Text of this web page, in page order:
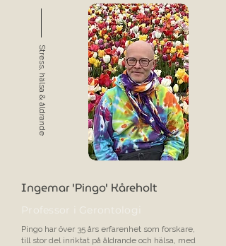
Stress, hälsa & åldrande
Ingemar 'Pingo' Kåreholt
Professor i Gerontologi
Pingo har över 35 års erfarenhet som forskare,
till stor del inriktat på åldrande och hälsa, med